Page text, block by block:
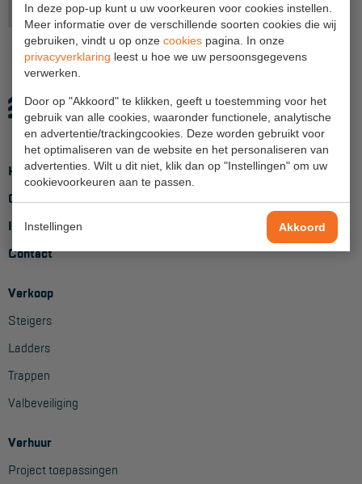
In deze pop-up kunt u uw voorkeuren voor cookies instellen.
Meer informatie over de verschillende soorten cookies die wij
gebruiken, vindt u op onze cookies pagina. In onze
privacyverklaring leest u hoe we uw persoonsgegevens
verwerken.
Door op "Akkoord" te klikken, geeft u toestemming voor het
gebruik van alle cookies, waaronder functionele, analytische
en advertentie/trackingcookies. Deze worden gebruikt voor
het optimaliseren van de website en het personaliseren van
advertenties. Wilt u dit niet, klik dan op "Instellingen" om uw
cookievoorkeuren aan te passen.
Instellingen Akkoord
Hangbruginstallaties
Schilderwerkzaamheden
Gevelrenovatie
Industrieel onderhoud
Hoogwerkers
Telescoop hoogwerkers
Knikarmhoogwerkers
Spinhoogwerkers
Autohoogwerkers
Project toepassingen
Laagbouw
Hoogbouw
Industrie
Onderdeel Loopvloer, Leuning
Home
Over ons
Inloggen
Contact
Verkoop
Steigers
Ladders
Trappen
Valbeveiliging
Verhuur
Project toepassingen